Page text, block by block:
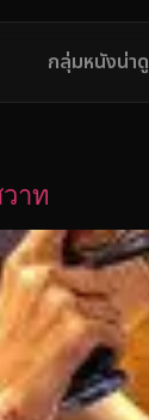
กลุ่มหนังน่าดู
าท